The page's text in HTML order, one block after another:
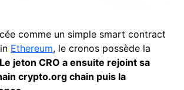
comme un simple smart contract
Ethereum, le cronos possède la
Le jeton CRO a ensuite rejoint sa
crypto.org chain puis la